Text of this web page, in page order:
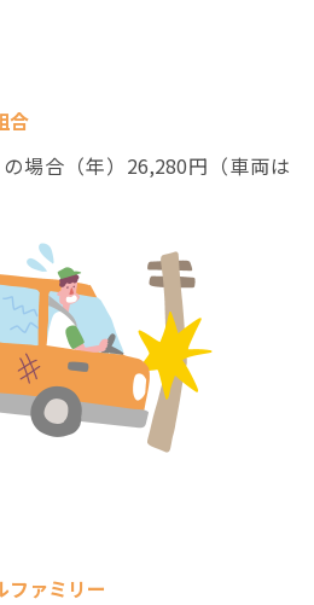
合
場合（年）26,280円（車両は
ァミリー